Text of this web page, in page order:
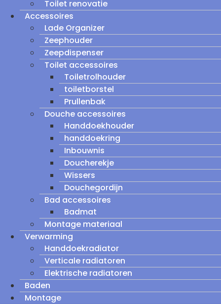
Toilet renovatie
Accessoires
Lade Organizer
Zeephouder
Zeepdispenser
Toilet accessoires
Toiletrolhouder
toiletborstel
Prullenbak
Douche accessoires
Handdoekhouder
handdoekring
Inbouwnis
Doucherekje
Wissers
Douchegordijn
Bad accessoires
Badmat
Montage materiaal
Verwarming
Handdoekradiator
Verticale radiatoren
Elektrische radiatoren
Baden
Montage